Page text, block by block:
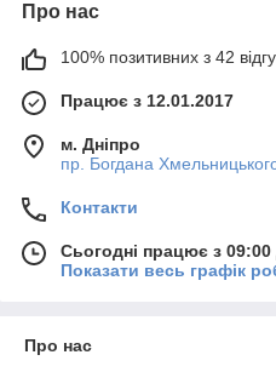
Про нас
100% позитивних з 42
Працює з 12.01.2017
м. Дніпро
пр. Богдана
Контакти
Сьогодні працює з
Показати весь графік
Про нас